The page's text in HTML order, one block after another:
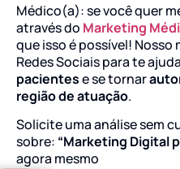
Médico(a): se você quer
através do Marketing
que isso é possível!
Redes Sociais para te
pacientese se tornar
região de atuação.
Solicite uma análise sem
sobre: “Marketing Digital
agora mesmo